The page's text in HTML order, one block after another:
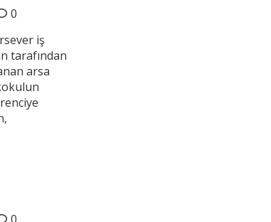
0
iş
tarafından
arsa